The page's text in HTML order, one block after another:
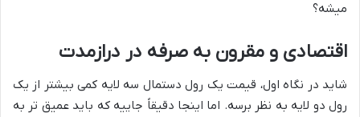
میشه؟
اقتصادی و مقرون به صرفه در درازمدت
شاید در نگاه اول، قیمت یک رول دستمال سه لایه کمی بیشتر از یک
رول دو لایه به نظر برسه. اما اینجا دقیقاً جاییه که باید عمیق تر به